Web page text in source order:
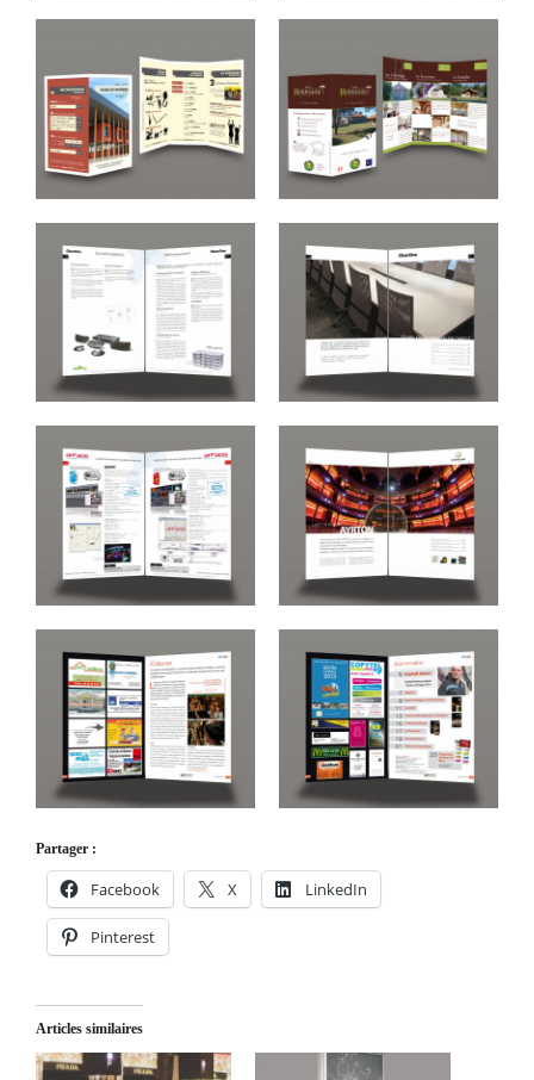
Partager :
Facebook X LinkedIn
Pinterest
Articles similaires